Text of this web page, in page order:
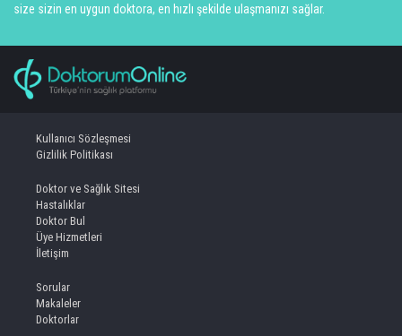
size sizin en uygun doktora, en hızlı şekilde ulaşmanızı sağlar.
Kullanıcı Sözleşmesi
Gizlilik Politikası
Doktor ve Sağlık Sitesi
Hastalıklar
Doktor Bul
Üye Hizmetleri
İletişim
Sorular
Makaleler
Doktorlar